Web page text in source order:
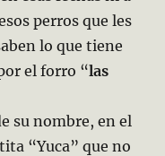
perros que les
lo que tiene
el forro “las
su nombre, en el
“Yuca” que no